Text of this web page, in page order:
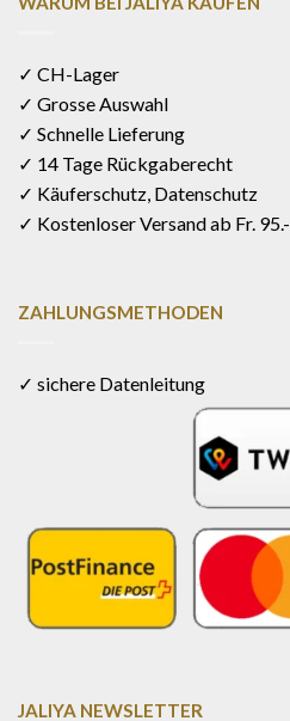
✓ CH-Lager
✓ Grosse Auswahl
✓ Schnelle Lieferung
✓ 14 Tage Rückgaberecht
✓ Käuferschutz, Datenschutz
✓ Kostenloser Versand ab Fr. 95.-
ZAHLUNGSMETHODEN
✓ sichere Datenleitung
JALIYA NEWSLETTER